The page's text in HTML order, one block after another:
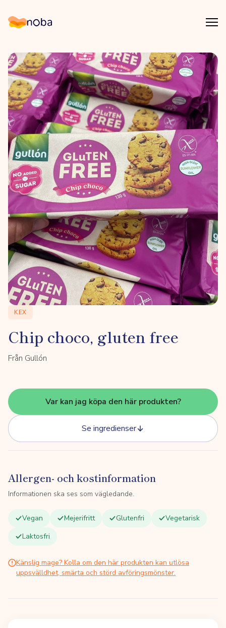
Noba
KEX
Chip choco, gluten free
Från Gullón
Var kan jag köpa den här produkten?
Se ingredienser
Allergen- och kostinformation
Informationen ska ses som vägledande.
Vegan Mejerifritt Glutenfri
Vegetarisk
Laktosfri
Känslig mage? Kolla om den här produkten kan utlösa
uppsvälldhet, smärta och störd avföringsmönster.